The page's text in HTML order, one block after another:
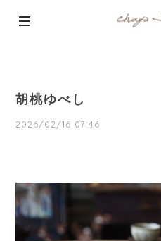
胡桃ゆべし
2026/02/16 07:46